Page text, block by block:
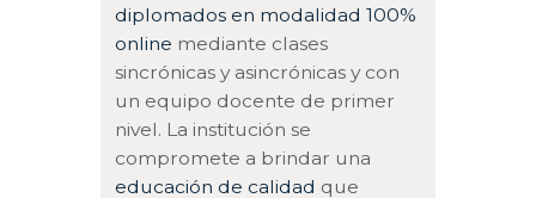
diplomados en modalidad 100%
online mediante clases
sincrónicas y asincrónicas y con
un equipo docente de primer
nivel. La institución se
compromete a brindar una
educación de calidad que